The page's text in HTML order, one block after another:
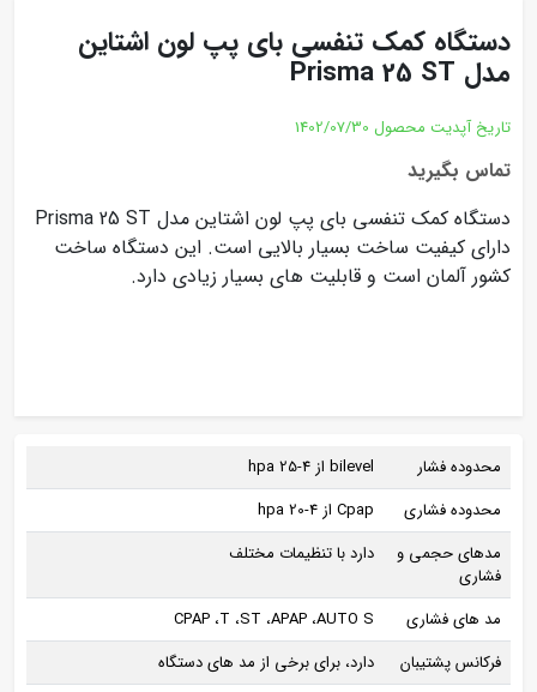
دستگاه کمک تنفسی بای پپ لون اشتاین
مدل Prisma 25 ST
تاریخ آپدیت محصول 1402/07/30
تماس بگیرید
دستگاه کمک تنفسی بای پپ لون اشتاین مدل Prisma 25 ST
دارای کیفیت ساخت بسیار بالایی است. این دستگاه ساخت
کشور آلمان است و قابلیت های بسیار زیادی دارد.
محدوده فشار
bilevel از 4-25 hpa
محدوده فشاری
Cpap از 4-20 hpa
مدهای حجمی و
فشاری
دارد با تنظیمات مختلف
مد های فشاری
CPAP ،T ،ST ،APAP ،AUTO S
فرکانس پشتیبان
دارد، برای برخی از مد های دستگاه